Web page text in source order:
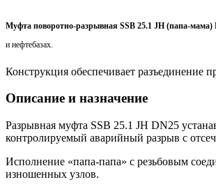
Муфта поворотно-разрывная SSB 25.1 JH (папа-мама)
и нефтебазах.
Конструкция обеспечивает разъединение
Описание и назначение
Разрывная муфта SSB 25.1 JH DN25
контролируемый аварийный разрыв с
Исполнение «папа-папа» с резьбовым
изношенных узлов.